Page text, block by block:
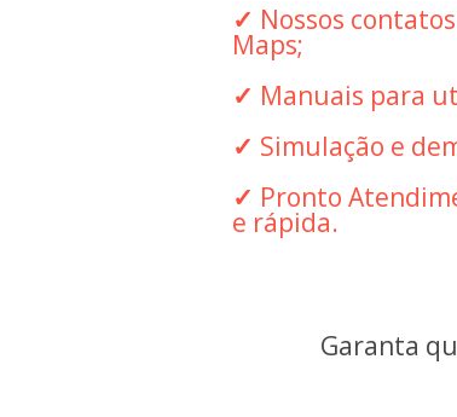
✓ Nossos
Maps;
✓ Manuais para
✓ Simulação e
✓ Pronto
e rápida.
Garanta